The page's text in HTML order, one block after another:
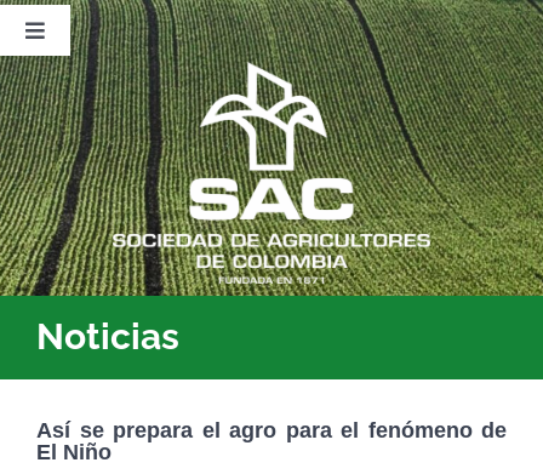
Saltar
contenido
Toggle
Navigation
Nosotros
Publicaciones
Sala de Prensa
Eventos
Noticias
Así se prepara el agro para el fenómeno de
El Niño